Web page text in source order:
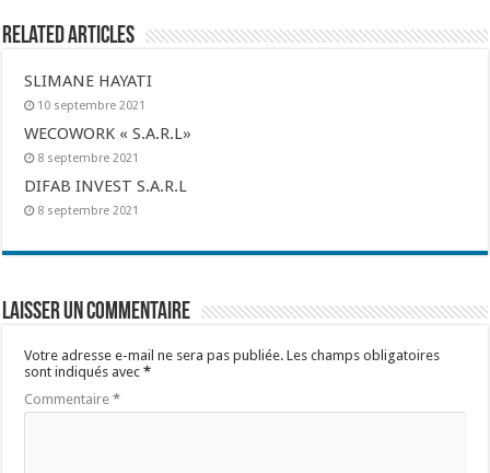
Related Articles
SLIMANE HAYATI
10 septembre 2021
WECOWORK « S.A.R.L»
8 septembre 2021
DIFAB INVEST S.A.R.L
8 septembre 2021
Laisser un commentaire
Votre adresse e-mail ne sera pas publiée. Les champs obligatoires
sont indiqués avec*
Commentaire*